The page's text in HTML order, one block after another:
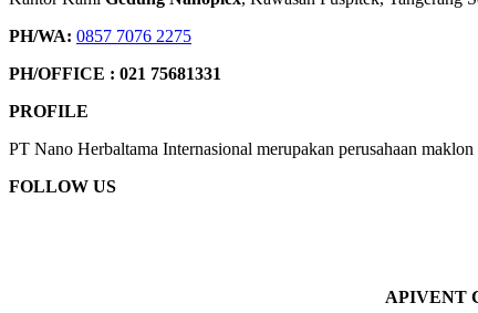
PH/WA: 0857 7076 2275
PH/OFFICE : 021 75681331
PROFILE
PT Nano Herbaltama Internasional merupakan perusahaan
FOLLOW US
APIVENT